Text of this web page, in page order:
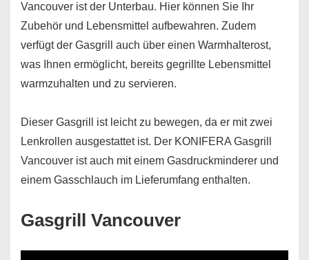
Vancouver ist der Unterbau. Hier können Sie Ihr
Zubehör und Lebensmittel aufbewahren. Zudem
verfügt der Gasgrill auch über einen Warmhalterost,
was Ihnen ermöglicht, bereits gegrillte Lebensmittel
warmzuhalten und zu servieren.
Dieser Gasgrill ist leicht zu bewegen, da er mit zwei
Lenkrollen ausgestattet ist. Der KONIFERA Gasgrill
Vancouver ist auch mit einem Gasdruckminderer und
einem Gasschlauch im Lieferumfang enthalten.
Gasgrill Vancouver